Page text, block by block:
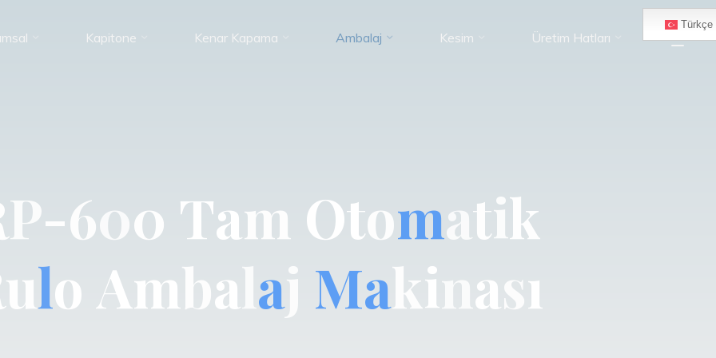
Kapitone Kenar Kapama Ambalaj Kesim Üretim Hatları
Türkçe
P-600 Tam Otomatik
ulo Ambalaj Makinası